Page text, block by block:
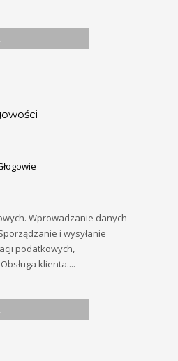
Wprowadzanie danych
i wysyłanie
podatkowych,
klienta....